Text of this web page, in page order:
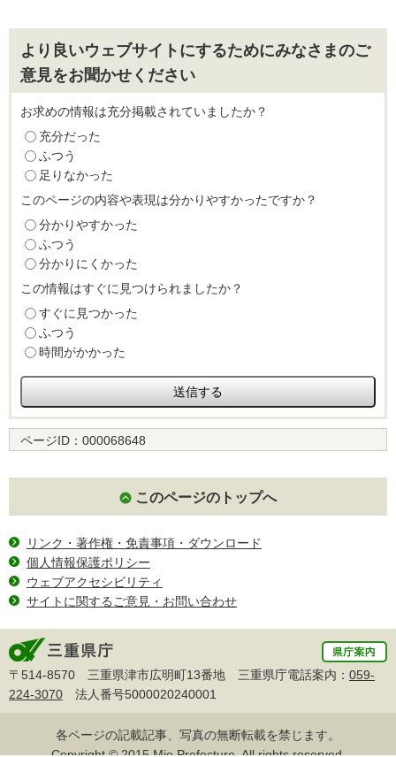
より良いウェブサイトにするためにみなさまのご
意見をお聞かせください
お求めの情報は充分掲載されていましたか？
充分だった
ふつう
足りなかった
このページの内容や表現は分かりやすかったですか？
分かりやすかった
ふつう
分かりにくかった
この情報はすぐに見つけられましたか？
すぐに見つかった
ふつう
時間がかかった
ページID： 000068648
このページのトップへ
リンク・著作権・免責事項・ダウンロード
個人情報保護ポリシー
ウェブアクセシビリティ
サイトに関するご意見・お問い合わせ
〒514-8570 三重県津市広明町13番地 三重県庁電話案内： 059-
224-3070 法人番号5000020240001
各ページの記載記事、写真の無断転載を禁じます。